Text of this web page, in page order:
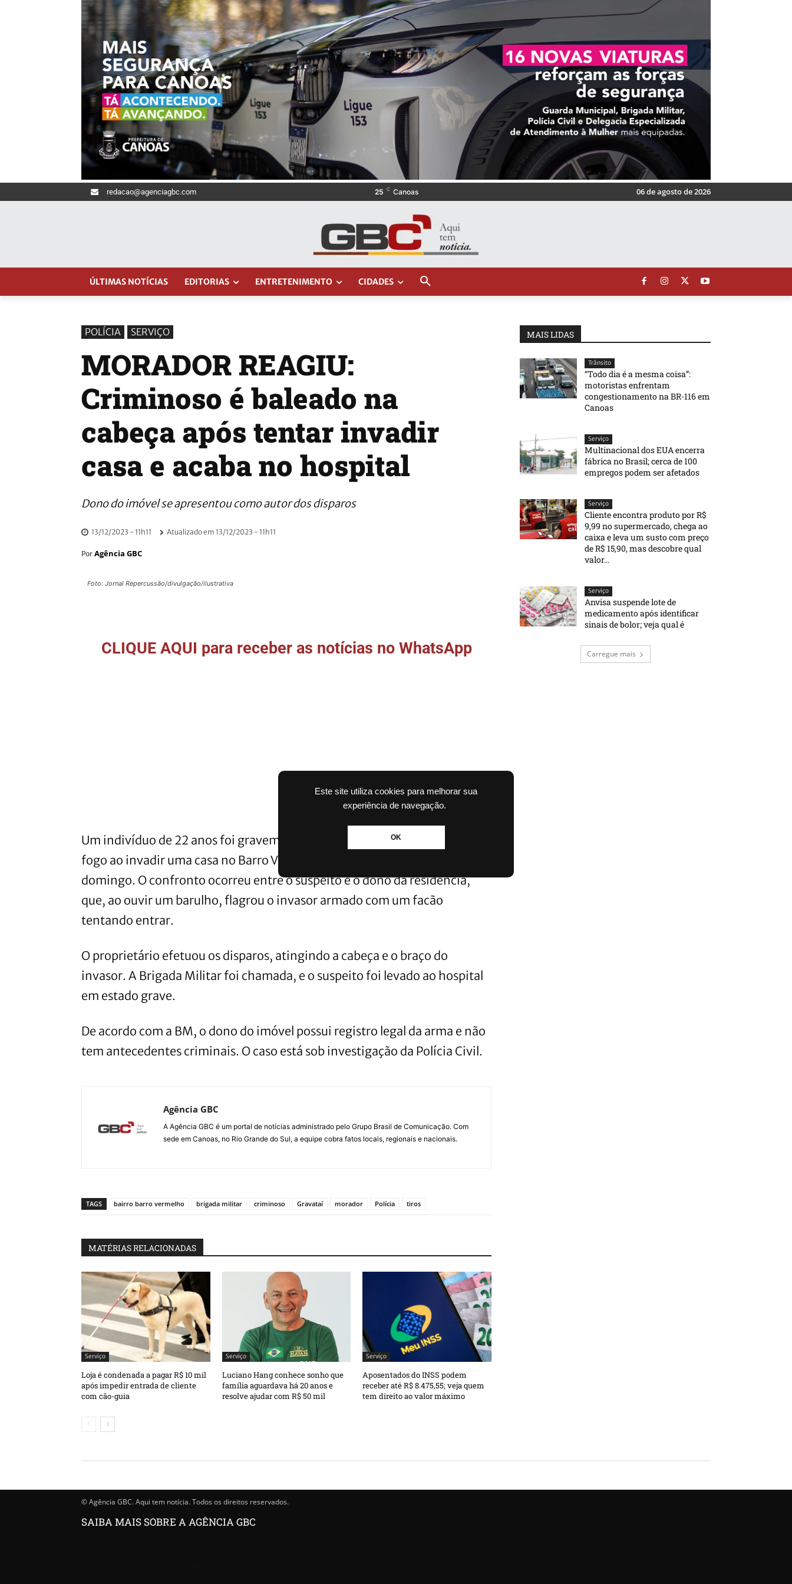
Este site utiliza cookies para melhorar sua
experiência de navegação.
OK
redacao@agenciagbc.com 25 C Canoas 06 de agosto de 2026
ÚLTIMAS NOTÍCIAS EDITORIAS ENTRETENIMENTO CIDADES
POLÍCIA SERVIÇO
MORADOR REAGIU:
Criminoso é baleado na
cabeça após tentar invadir
casa e acaba no hospital
Dono do imóvel se apresentou como autor dos disparos
13/12/2023 - 11h11 Atualizado em 13/12/2023 - 11h11
Por Agência GBC
Foto: Jornal Repercussão/divulgação/ilustrativa
CLIQUE AQUI para receber as notícias no WhatsApp
Um indivíduo de 22 anos foi gravemente ferido por disparos de arma de
fogo ao invadir uma casa no Barro Vermelho, em
domingo. O confronto ocorreu entre o suspeito e o dono da residência,
que, ao ouvir um barulho, flagrou o invasor armado com um facão
tentando entrar.
O proprietário efetuou os disparos, atingindo a cabeça e o braço do
invasor. A Brigada Militar foi chamada, e o suspeito foi levado ao hospital
em estado grave.
De acordo com a BM, o dono do imóvel possui registro legal da arma e não
tem antecedentes criminais. O caso está sob investigação da Polícia Civil.
Agência GBC
A Agência GBC é um portal de notícias administrado pelo Grupo Brasil de Comunicação. Com
sede em Canoas, no Rio Grande do Sul, a equipe cobra fatos locais, regionais e nacionais.
TAGS bairro barro vermelho brigada militar criminoso Gravataí morador Polícia tiros
MATÉRIAS RELACIONADAS
Serviço
Loja é condenada a pagar R$ 10 mil
após impedir entrada de cliente
com cão-guia
Serviço
Luciano Hang conhece sonho que
família aguardava há 20 anos e
resolve ajudar com R$ 50 mil
Serviço
Aposentados do INSS podem
receber até R$ 8.475,55; veja quem
tem direito ao valor máximo
MAIS LIDAS
Trânsito
“Todo dia é a mesma coisa”:
motoristas enfrentam
congestionamento na BR-116 em
Canoas
Serviço
Multinacional dos EUA encerra
fábrica no Brasil; cerca de 100
empregos podem ser afetados
Serviço
Cliente encontra produto por R$
9,99 no supermercado, chega ao
caixa e leva um susto com preço
de R$ 15,90, mas descobre qual
valor...
Serviço
Anvisa suspende lote de
medicamento após identificar
sinais de bolor; veja qual é
Carregue mais
© Agência GBC. Aqui tem notícia. Todos os direitos reservados.
SAIBA MAIS SOBRE A AGÊNCIA GBC